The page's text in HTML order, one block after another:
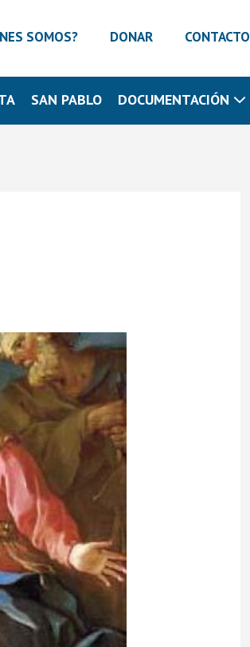
SOMOS? DONAR CONTACTO
SAN PABLO DOCUMENTACIÓN